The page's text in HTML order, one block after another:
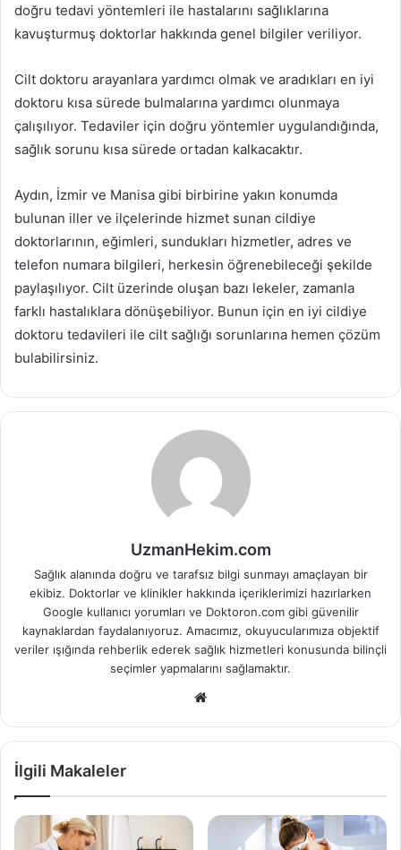
doğru tedavi yöntemleri ile hastalarını sağlıklarına
kavuşturmuş doktorlar hakkında genel bilgiler veriliyor.
Cilt doktoru arayanlara yardımcı olmak ve aradıkları en iyi
doktoru kısa sürede bulmalarına yardımcı olunmaya
çalışılıyor. Tedaviler için doğru yöntemler uygulandığında,
sağlık sorunu kısa sürede ortadan kalkacaktır.
Aydın, İzmir ve Manisa gibi birbirine yakın konumda
bulunan iller ve ilçelerinde hizmet sunan cildiye
doktorlarının, eğimleri, sundukları hizmetler, adres ve
telefon numara bilgileri, herkesin öğrenebileceği şekilde
paylaşılıyor. Cilt üzerinde oluşan bazı lekeler, zamanla
farklı hastalıklara dönüşebiliyor. Bunun için en iyi cildiye
doktoru tedavileri ile cilt sağlığı sorunlarına hemen çözüm
bulabilirsiniz.
UzmanHekim.com
Sağlık alanında doğru ve tarafsız bilgi sunmayı amaçlayan bir
ekibiz. Doktorlar ve klinikler hakkında içeriklerimizi hazırlarken
Google kullanıcı yorumları ve Doktoron.com gibi güvenilir
kaynaklardan faydalanıyoruz. Amacımız, okuyucularımıza objektif
veriler ışığında rehberlik ederek sağlık hizmetleri konusunda bilinçli
seçimler yapmalarını sağlamaktır.
İlgili Makaleler